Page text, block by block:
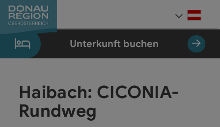
Zum Inhalt
Zur Navigation
Zum Seitenanfang
Zur Kontaktseite
Zum Impressum
Zur Startseite
Unterkunft buchen
Haibach: CICONIA-
Rundweg